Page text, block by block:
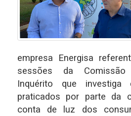
empresa Energisa
sessões da Comissão
Inquérito que
praticados por parte da
conta de luz dos